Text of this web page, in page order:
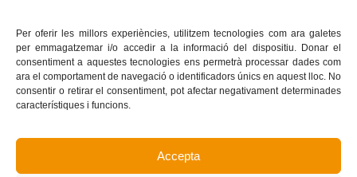
Per oferir les millors experiències, utilitzem tecnologies com ara galetes
per emmagatzemar i/o accedir a la informació del dispositiu. Donar el
consentiment a aquestes tecnologies ens permetrà processar dades com
ara el comportament de navegació o identificadors únics en aquest lloc. No
consentir o retirar el consentiment, pot afectar negativament determinades
característiques i funcions.
Accepta